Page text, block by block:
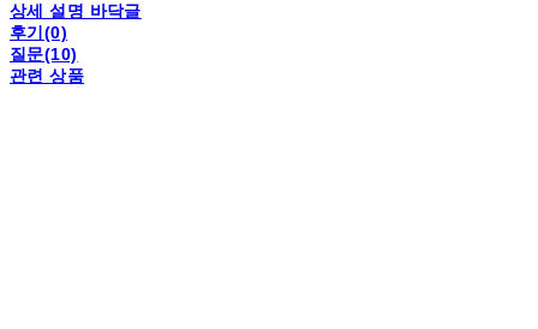
상세 설명 바닥글
후기(0)
질문(10)
관련 상품